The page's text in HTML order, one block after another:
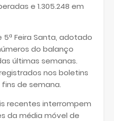
e 1.305.248 em
Feira Santa, adotado
do balanço
últimas semanas.
nos boletins
de semana.
recentes interrompem
da média móvel de